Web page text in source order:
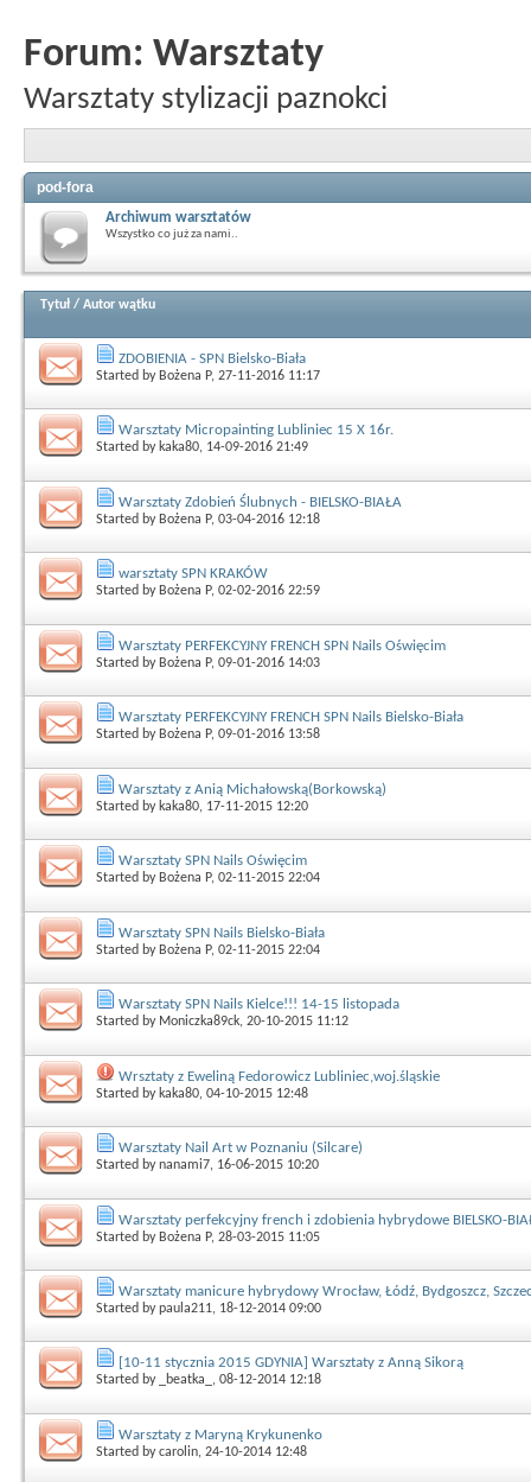
Forum: Warsztaty
Warsztaty stylizacji paznokci
pod-fora
Archiwum warsztatów
Wszystko co już za nami..
Tytuł / Autor wątku
ZDOBIENIA - SPN Bielsko-Biała
Started by Bożena P, 27-11-2016 11:17
Warsztaty Micropainting Lubliniec 15 X 16r.
Started by kaka80, 14-09-2016 21:49
Warsztaty Zdobień Ślubnych - BIELSKO-BIAŁA
Started by Bożena P, 03-04-2016 12:18
warsztaty SPN KRAKÓW
Started by Bożena P, 02-02-2016 22:59
Warsztaty PERFEKCYJNY FRENCH SPN Nails Oświęcim
Started by Bożena P, 09-01-2016 14:03
Warsztaty PERFEKCYJNY FRENCH SPN Nails Bielsko-Biała
Started by Bożena P, 09-01-2016 13:58
Warsztaty z Anią Michałowską(Borkowską)
Started by kaka80, 17-11-2015 12:20
Warsztaty SPN Nails Oświęcim
Started by Bożena P, 02-11-2015 22:04
Warsztaty SPN Nails Bielsko-Biała
Started by Bożena P, 02-11-2015 22:04
Warsztaty SPN Nails Kielce!!! 14-15 listopada
Started by Moniczka89ck, 20-10-2015 11:12
Wrsztaty z Eweliną Fedorowicz Lubliniec,woj.śląskie
Started by kaka80, 04-10-2015 12:48
Warsztaty Nail Art w Poznaniu (Silcare)
Started bynanami7, 16-06-2015 10:20
Warsztaty perfekcyjny french i zdobienia hybrydowe BIELSKO-
Started by Bożena P, 28-03-2015 11:05
Warsztaty manicure hybrydowy Wrocław, Łódź, Bydgoszcz,
Started bypaula211, 18-12-2014 09:00
[10-11 stycznia 2015 GDYNIA] Warsztaty z Anną Sikorą
Started by _beatka_ , 08-12-2014 12:18
Warsztaty z Maryną Krykunenko
Started bycarolin, 24-10-2014 12:48